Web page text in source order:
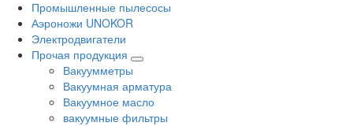
Промышленные пылесосы
Аэроножи UNOKOR
Электродвигатели
Прочая продукция
Вакуумметры
Вакуумная арматура
Вакуумное масло
вакуумные фильтры